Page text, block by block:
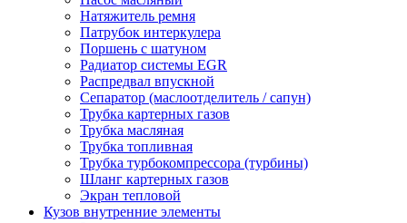
Натяжитель ремня
Патрубок интеркулера
Поршень с шатуном
Радиатор системы EGR
Распредвал впускной
Сепаратор (маслоотделитель / сапун)
Трубка картерных газов
Трубка масляная
Трубка топливная
Трубка турбокомпрессора (турбины)
Шланг картерных газов
Экран тепловой
Кузов внутренние элементы